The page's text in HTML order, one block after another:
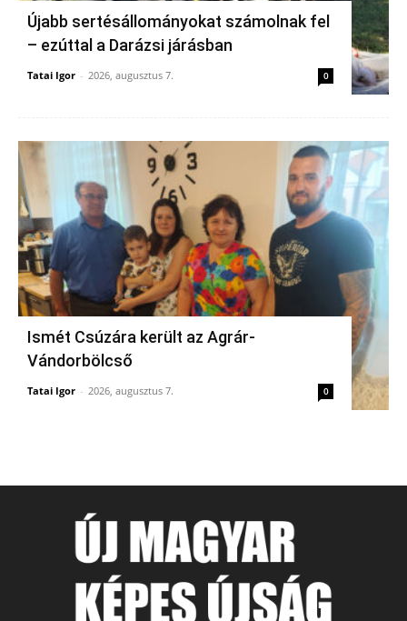
Újabb sertésállományokat számolnak fel
– ezúttal a Darázsi járásban
Tatai Igor - 2026, augusztus 7. 0
Ismét Csúzára került az Agrár-
Vándorbölcső
Tatai Igor - 2026, augusztus 7. 0